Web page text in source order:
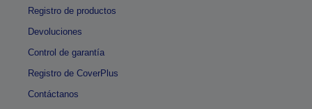
Registro de productos
Devoluciones
Control de garantía
Registro de CoverPlus
Contáctanos